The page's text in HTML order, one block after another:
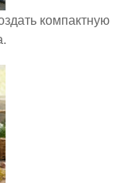
компактную